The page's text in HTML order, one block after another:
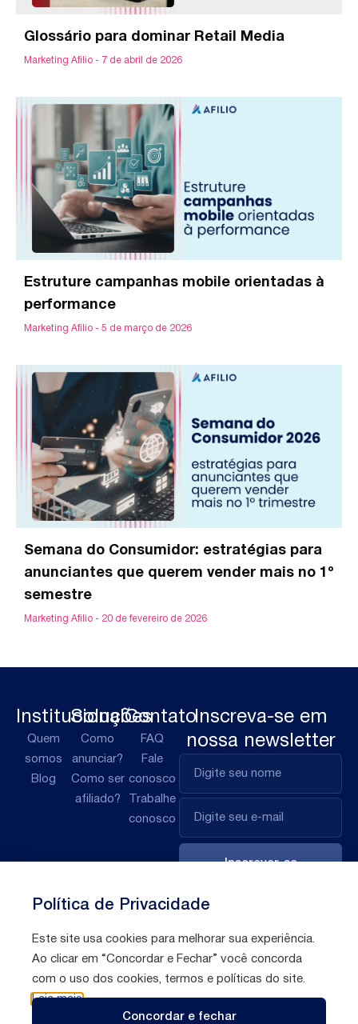
Glossário para dominar Retail Media
Marketing Afilio 7 de abril de 2026
Estruture campanhas mobile orientadas à
performance
Marketing Afilio 5 de março de 2026
Semana do Consumidor: estratégias para
anunciantes que querem vender mais no 1º
semestre
Marketing Afilio 20 de fevereiro de 2026
Institucional
Quem
somos
Blog
Soluções
Como
anunciar?
Como ser
afiliado?
Contato
FAQ
Fale
conosco
Trabalhe
conosco
Inscreva-se em
nossa newsletter
Inscrever-se
Políticas de
Todos direitos reservados © 2026 Afilio
Brasil S/A
Política de Privacidade
Este site usa cookies para melhorar sua experiência.
Ao clicar em “Concordar e Fechar” você concorda
com o uso dos cookies, termos e políticas do site.
Leia mais
Concordar e fechar